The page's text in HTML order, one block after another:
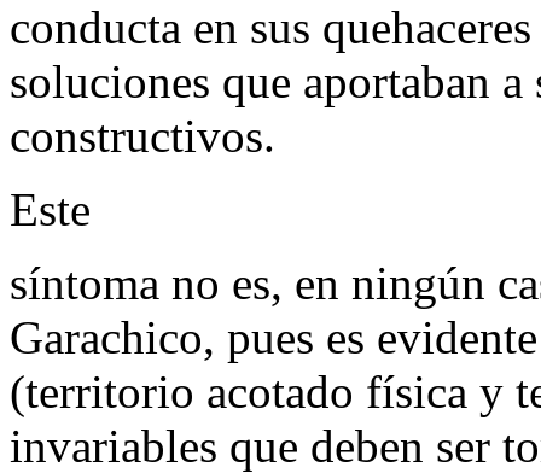
conducta en sus
soluciones que aportaban
constructivos.
Este
síntoma no es, en ningún
Garachico, pues es
(territorio acotado física y
invariables que deben ser